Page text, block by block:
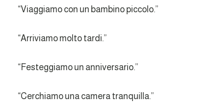
“Viaggiamo con un bambino piccolo.”
“Arriviamo molto tardi.”
“Festeggiamo un anniversario.”
“Cerchiamo una camera tranquilla.”